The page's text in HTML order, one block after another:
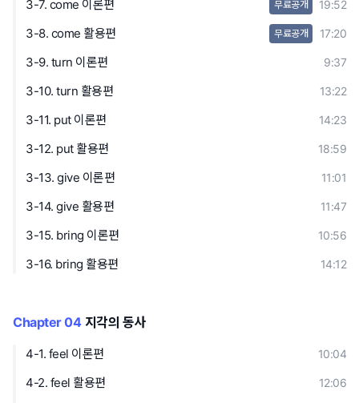
3-7. come 이론편 무료공개 19:52
3-8. come 활용편 무료공개 17:20
3-9. turn 이론편 9:37
3-10. turn 활용편 13:22
3-11. put 이론편 14:23
3-12. put 활용편 18:59
3-13. give 이론편 11:01
3-14. give 활용편 11:47
3-15. bring 이론편 10:56
3-16. bring 활용편 14:12
Chapter 04 지각의 동사
4-1. feel 이론편 10:04
4-2. feel 활용편 12:06